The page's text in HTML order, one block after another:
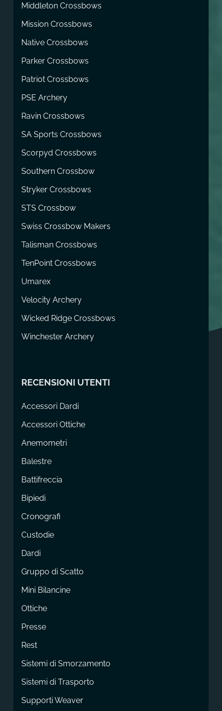
Middleton Crossbows
Mission Crossbows
Native Crossbows
Parker Crossbows
Patriot Crossbows
PSE Archery
Ravin Crossbows
SA Sports Crossbows
Scorpyd Crossbows
Southern Crossbow
Stryker Crossbows
STS Crossbow
Swiss Crossbow Makers
Talisman Crossbows
TenPoint Crossbows
Umarex
Velocity Archery
Wicked Ridge Crossbows
Winchester Archery
RECENSIONI UTENTI
Accessori Dardi
Accessori Ottiche
Anemometri
Balestre
Battifreccia
Bipiedi
Cronografi
Custodie
Dardi
Gruppo di Scatto
Mini Bilancine
Ottiche
Presse
Rest
Sistemi di Smorzamento
Sistemi di Trasporto
Supporti Weaver